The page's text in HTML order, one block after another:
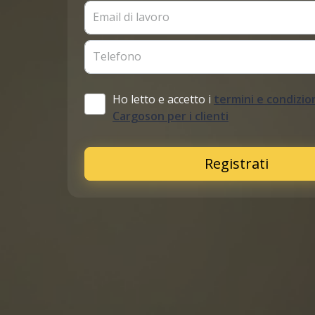
Email di lavoro
Telefono
Ho letto e accetto i termini e
Cargoson per i clienti
Registrati